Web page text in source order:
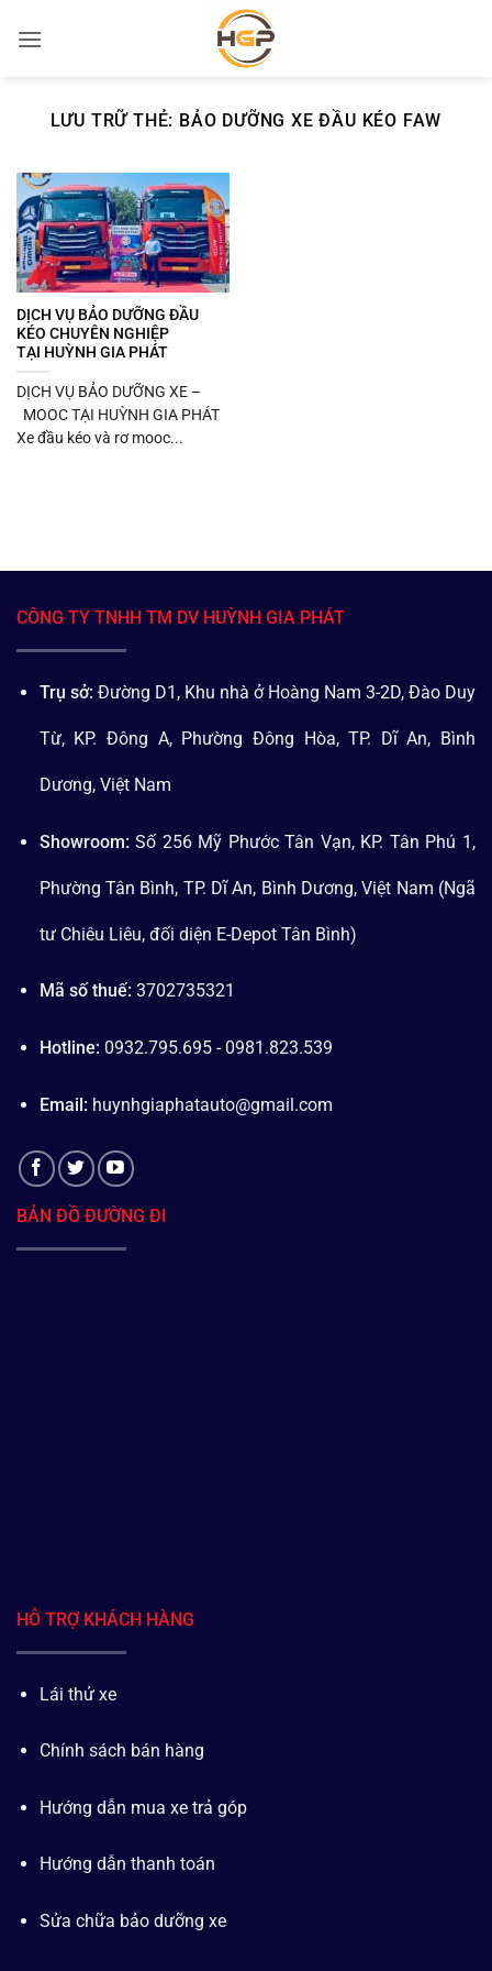
qua
LƯU TRỮ THẺ: BẢO DƯỠNG XE ĐẦU KÉO FAW
DỊCH VỤ BẢO DƯỠNG ĐẦU
KÉO CHUYÊN NGHIỆP
TẠI HUỲNH GIA PHÁT
DỊCH VỤ BẢO DƯỠNG XE –
MOOC TẠI HUỲNH GIA PHÁT
Xe đầu kéo và rơ mooc...
CÔNG TY TNHH TM DV HUỲNH GIA PHÁT
Trụ sở: Đường D1, Khu nhà ở Hoàng Nam 3-2D, Đào Duy
Từ, KP. Đông A, Phường Đông Hòa, TP. Dĩ An, Bình
Dương, Việt Nam
Showroom: Số 256 Mỹ Phước Tân Vạn, KP. Tân Phú 1,
Phường Tân Bình, TP. Dĩ An, Bình Dương, Việt Nam (Ngã
tư Chiêu Liêu, đối diện E-Depot Tân Bình)
Mã số thuế: 3702735321
Hotline: 0932.795.695 - 0981.823.539
Email: huynhgiaphatauto@gmail.com
BẢN ĐỒ ĐƯỜNG ĐI
HỖ TRỢ KHÁCH HÀNG
Lái thử xe
Chính sách bán hàng
Hướng dẫn mua xe trả góp
Hướng dẫn thanh toán
Sửa chữa bảo dưỡng xe